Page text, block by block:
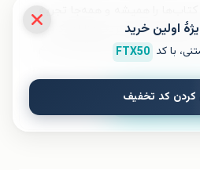
را همیشه و همه‌جا تجربه
امکان خرید هزاران کتاب
ویژه و بهترین قیمت هم
نصب
با کد FTX50
کردن کد تخفیف